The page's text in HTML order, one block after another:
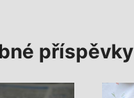
příspěvky